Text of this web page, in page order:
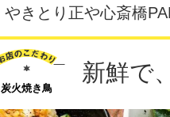
やきとり正や心斎橋
炭火焼き鳥
新鮮で